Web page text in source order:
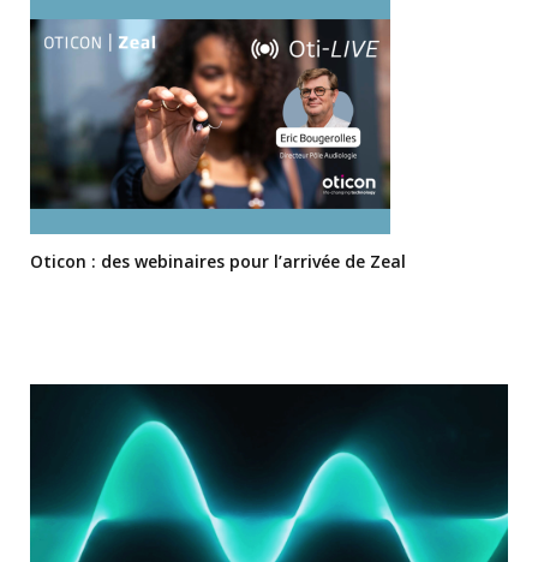
Oticon : des webinaires pour l’arrivée de Zeal